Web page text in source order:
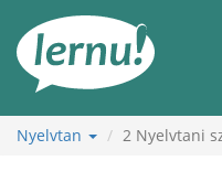
Nyelvtan 2 Nyelvtani